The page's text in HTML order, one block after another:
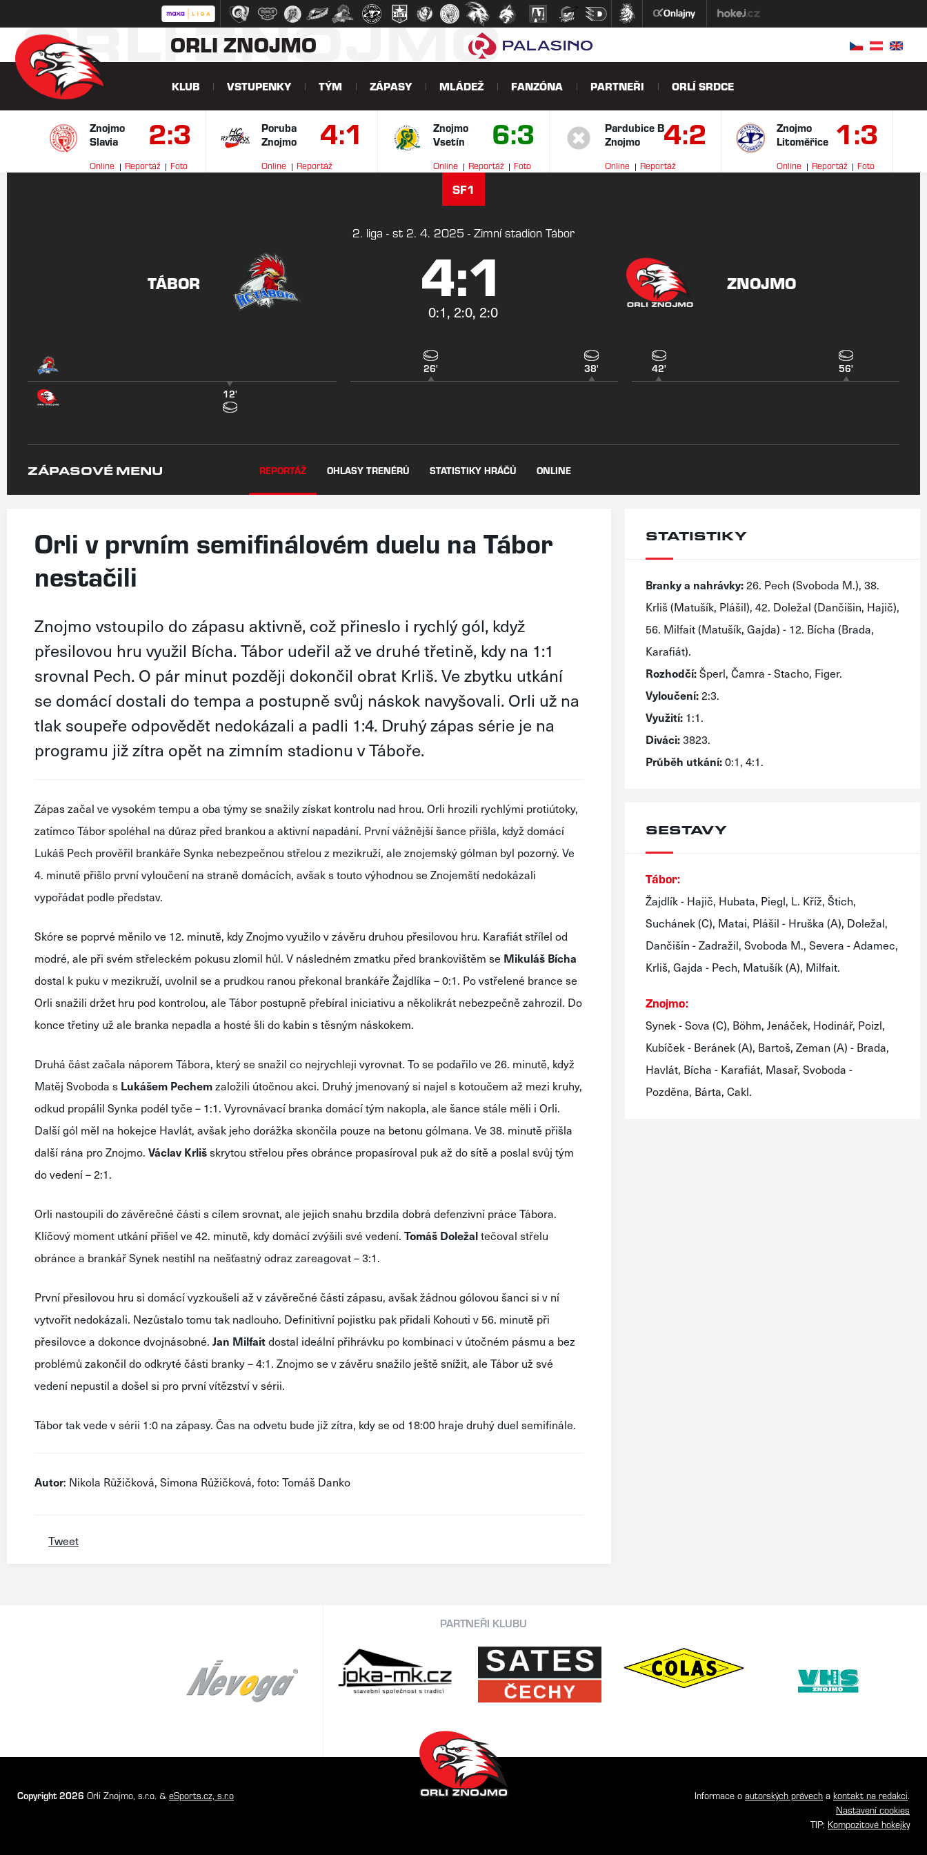
ORLI ZNOJMO
ORLI ZNOJMO
KLUB VSTUPENKY TÝM ZÁPASY MLÁDEŽ FANZÓNA PARTNEŘI ORLÍ SRDCE
Znojmo
Slavia
2:3
Online Reportáž Foto
Poruba
Znojmo
4:1
Online Reportáž
Znojmo
Vsetín
6:3
Online Reportáž Foto
Pardubice B
Znojmo
4:2
Online
Reportáž
Znojmo
Litoměřice 1:3
Online Reportáž Foto
SF1
2. liga - st 2. 4. 2025 - Zimní stadion Tábor
TÁBOR 4:1
0:1, 2:0, 2:0
ZNOJMO
26' 38' 42'
56'
12'
ZÁPASOVÉ MENU REPORTÁŽ OHLASY TRENÉRŮ STATISTIKY HRÁČŮ ONLINE
Orli v prvním semifinálovém duelu na Tábor
nestačili
Znojmo vstoupilo do zápasu aktivně, což přineslo i rychlý gól, když
přesilovou hru využil Bícha. Tábor udeřil až ve druhé třetině, kdy na 1:1
srovnal Pech. O pár minut později dokončil obrat Krliš. Ve zbytku utkání
se domácí dostali do tempa a postupně svůj náskok navyšovali. Orli už na
tlak soupeře odpovědět nedokázali a padli 1:4. Druhý zápas série je na
programu již zítra opět na zimním stadionu v Táboře.
Zápas začal ve vysokém tempu a oba týmy se snažily získat kontrolu nad hrou. Orli hrozili rychlými protiútoky,
zatímco Tábor spoléhal na důraz před brankou a aktivní napadání. První vážnější šance přišla, když domácí
Lukáš Pech prověřil brankáře Synka nebezpečnou střelou z mezikruží, ale znojemský gólman byl pozorný. Ve
4. minutě přišlo první vyloučení na straně domácích, avšak s touto výhodnou se Znojemští nedokázali
vypořádat podle představ.
Skóre se poprvé měnilo ve 12. minutě, kdy Znojmo využilo v závěru druhou přesilovou hru. Karafiát střílel od
modré, ale při svém střeleckém pokusu zlomil hůl. V následném zmatku před brankovištěm se Mikuláš Bícha
dostal k puku v mezikruží, uvolnil se a prudkou ranou překonal brankáře Žajdlíka – 0:1. Po vstřelené brance se
Orli snažili držet hru pod kontrolou, ale Tábor postupně přebíral iniciativu a několikrát nebezpečně zahrozil. Do
konce třetiny už ale branka nepadla a hosté šli do kabin s těsným náskokem.
Druhá část začala náporem Tábora, který se snažil co nejrychleji vyrovnat. To se podařilo ve 26. minutě, když
Matěj Svoboda s Lukášem Pechemzaložili útočnou akci. Druhý jmenovaný si najel s kotoučem až mezi kruhy,
odkud propálil Synka podél tyče – 1:1. Vyrovnávací branka domácí tým nakopla, ale šance stále měli i Orli.
Další gól měl na hokejce Havlát, avšak jeho dorážka skončila pouze na betonu gólmana. Ve 38. minutě přišla
další rána pro Znojmo. Václav Krlišskrytou střelou přes obránce propasíroval puk až do sítě a poslal svůj tým
do vedení – 2:1.
Orli nastoupili do závěrečné části s cílem srovnat, ale jejich snahu brzdila dobrá defenzivní práce Tábora.
Klíčový moment utkání přišel ve 42. minutě, kdy domácí zvýšili své vedení. Tomáš Doležaltečoval střelu
obránce a brankář Synek nestihl na nešťastný odraz zareagovat – 3:1.
První přesilovou hru si domácí vyzkoušeli až v závěrečné části zápasu, avšak žádnou gólovou šanci si v ní
vytvořit nedokázali. Nezůstalo tomu tak nadlouho. Definitivní pojistku pak přidali Kohouti v 56. minutě při
přesilovce a dokonce dvojnásobné. Jan Milfaitdostal ideální přihrávku po kombinaci v útočném pásmu a bez
problémů zakončil do odkryté části branky – 4:1. Znojmo se v závěru snažilo ještě snížit, ale Tábor už své
vedení nepustil a došel si pro první vítězství v sérii.
Tábor tak vede v sérii 1:0 na zápasy. Čas na odvetu bude již zítra, kdy se od 18:00 hraje druhý duel semifinále.
Autor: Nikola Růžičková, Simona Růžičková, foto: Tomáš Danko
Tweet
STATISTIKY
Branky a nahrávky:26. Pech (Svoboda M.), 38.
Krliš (Matušík, Plášil), 42. Doležal (Dančišin, Hajič),
56. Milfait (Matušík, Gajda) - 12. Bícha (Brada,
Karafiát).
Rozhodčí:Šperl, Čamra - Stacho, Figer.
Vyloučení:2:3.
Využití: 1:1.
Diváci:3823.
Průběh utkání:0:1, 4:1.
SESTAVY
Tábor:
Žajdlík - Hajič, Hubata, Piegl, L. Kříž, Štich,
Suchánek (C), Matai, Plášil - Hruška (A), Doležal,
Dančišin - Zadražil, Svoboda M., Severa - Adamec,
Krliš, Gajda - Pech, Matušík (A), Milfait.
Znojmo:
Synek - Sova (C), Böhm, Jenáček, Hodinář, Poizl,
Kubíček - Beránek (A), Bartoš, Zeman (A) - Brada,
Havlát, Bícha - Karafiát, Masař, Svoboda -
Pozděna, Bárta, Cakl.
PARTNEŘI KLUBU
Copyright 2026 Orli Znojmo, s.r.o. & eSports.cz, s.r.o Informace o autorských právech a kontakt na redakci.
Nastavení cookies
TIP: Kompozitové hokejky